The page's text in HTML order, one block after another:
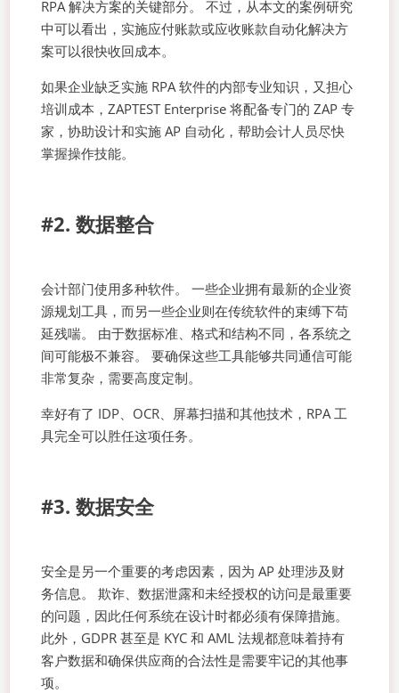
RPA 解决方案的关键部分。 不过，从本文的案例研究
中可以看出，实施应付账款或应收账款自动化解决方
案可以很快收回成本。
如果企业缺乏实施 RPA 软件的内部专业知识，又担心
培训成本，ZAPTEST Enterprise 将配备专门的 ZAP 专
家，协助设计和实施 AP 自动化，帮助会计人员尽快
掌握操作技能。
#2. 数据整合
会计部门使用多种软件。 一些企业拥有最新的企业资
源规划工具，而另一些企业则在传统软件的束缚下苟
延残喘。 由于数据标准、格式和结构不同，各系统之
间可能极不兼容。 要确保这些工具能够共同通信可能
非常复杂，需要高度定制。
幸好有了 IDP、OCR、屏幕扫描和其他技术，RPA 工
具完全可以胜任这项任务。
#3. 数据安全
安全是另一个重要的考虑因素，因为 AP 处理涉及财
务信息。 欺诈、数据泄露和未经授权的访问是最重要
的问题，因此任何系统在设计时都必须有保障措施。
此外，GDPR 甚至是 KYC 和 AML 法规都意味着持有
客户数据和确保供应商的合法性是需要牢记的其他事
项。